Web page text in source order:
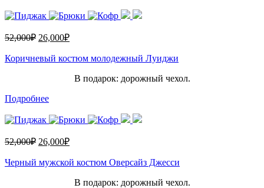
52,000₽ 26,000₽
Коричневый костюм молодежный Луиджи
В подарок: дорожный чехол.
Подробнее
52,000₽ 26,000₽
Черный мужской костюм Оверсайз Джесси
В подарок: дорожный чехол.